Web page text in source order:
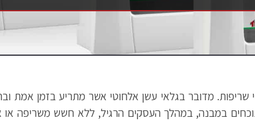
עבור הגנה מפני שריפות. מדובר בגלאי עשן אלחוטי אשר מתריע
עשן עצמאי 220 ביטחון מלא לכל הנוכחים במבנה, במהלך העסקים הרגיל, ללא